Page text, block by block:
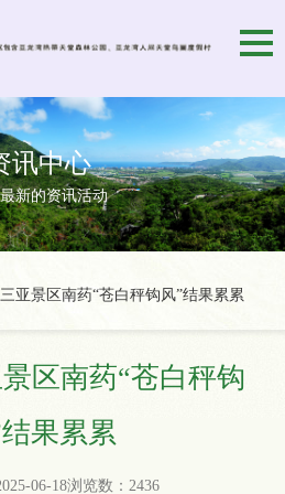
讯中心
新的资讯活动
亚景区南药“苍白秤钩风”结果累累
景区南药“苍白秤钩
果累累
06-18浏览数：2436